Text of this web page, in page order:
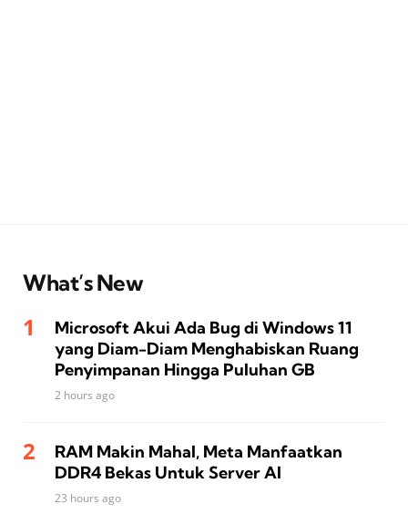
What’s New
Microsoft Akui Ada Bug di Windows 11
yang Diam-Diam Menghabiskan Ruang
Penyimpanan Hingga Puluhan GB
2 hours ago
RAM Makin Mahal, Meta Manfaatkan
DDR4 Bekas Untuk Server AI
23 hours ago